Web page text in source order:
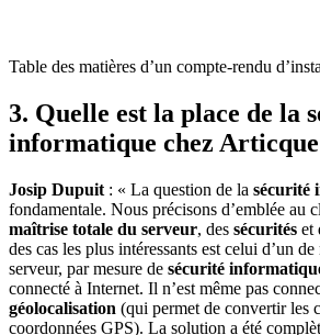
Table des matières d’un compte-rendu
3. Quelle est la place de la
informatique chez
Josip Dupuit : « La question de la sécurité
fondamentale. Nous précisons d’emblée au
maîtrise totale du serveur, des sécurités et
des cas les plus intéressants est celui d’un
serveur, par mesure de sécurité
connecté à Internet. Il n’est même pas
géolocalisation (qui permet de convertir les
coordonnées GPS). La solution a été